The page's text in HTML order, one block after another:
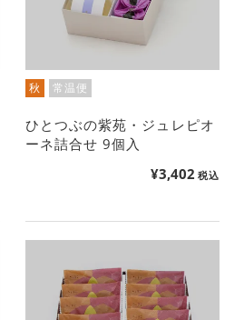
秋 常温便
ひとつぶの紫苑・ジュレピオ
ーネ詰合せ 9個入
¥3,402 税込